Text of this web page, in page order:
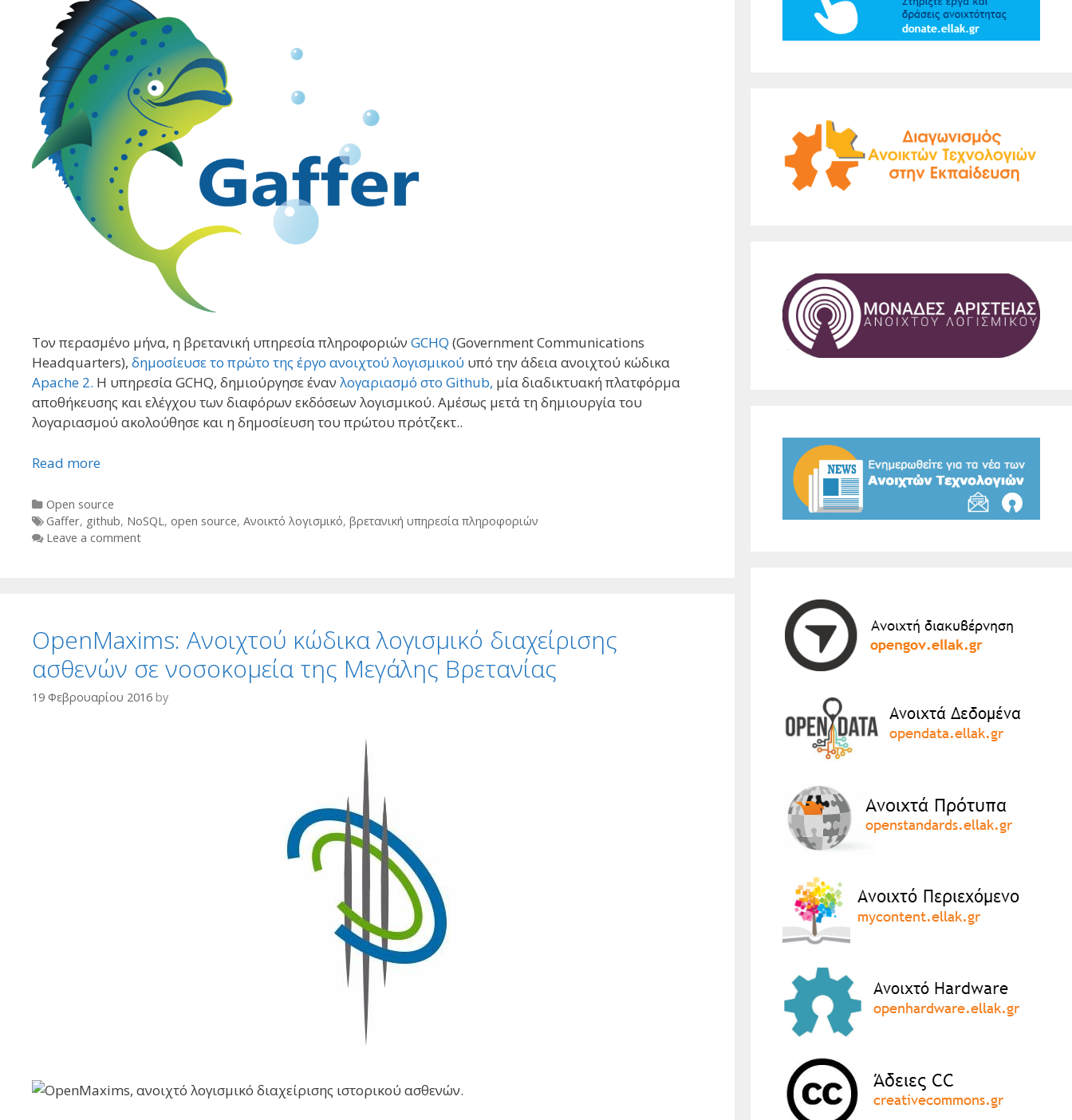
Τον περασμένο μήνα, η βρετανική υπηρεσία πληροφοριών GCHQ (Government Communications
Headquarters), δημοσίευσε το πρώτο της έργο ανοιχτού λογισμικού υπό την άδεια ανοιχτού κώδικα
Apache 2. H υπηρεσία GCHQ, δημιούργησε έναν λογαριασμό στο Github, μία διαδικτυακή πλατφόρμα
αποθήκευσης και ελέγχου των διαφόρων εκδόσεων λογισμικού. Αμέσως μετά τη δημιουργία του
λογαριασμού ακολούθησε και η δημοσίευση του πρώτου πρότζεκτ..
Read more
Categories
Open source
Tags
Gaffer, github, NoSQL , open source, Ανοικτό λογισμικό, βρετανική υπηρεσία πληροφοριών
Leave a comment
OpenMaxims: Ανοιχτού κώδικα λογισμικό διαχείρισης
ασθενών σε νοσοκομεία της Μεγάλης Βρετανίας
19 Φεβρουαρίου 2016 by